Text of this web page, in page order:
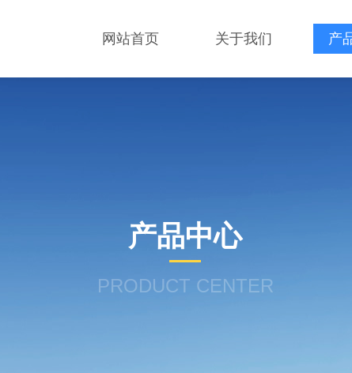
网站首页 关于我们 产
产品中心
PRODUCT CENTER